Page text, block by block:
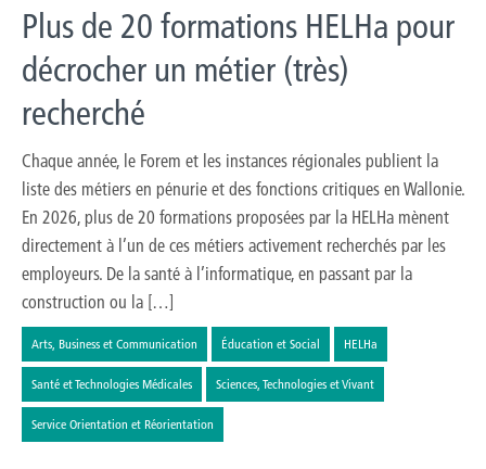
Plus de 20 formations HELHa pour
décrocher un métier (très)
recherché
Chaque année, le Forem et les instances régionales publient la
liste des métiers en pénurie et des fonctions critiques en Wallonie.
En 2026, plus de 20 formations proposées par la HELHa mènent
directement à l’un de ces métiers activement recherchés par les
employeurs. De la santé à l’informatique, en passant par la
construction ou la […]
Arts, Business et Communication Éducation et Social HELHa
Santé et Technologies Médicales Sciences, Technologies et Vivant
Service Orientation et Réorientation